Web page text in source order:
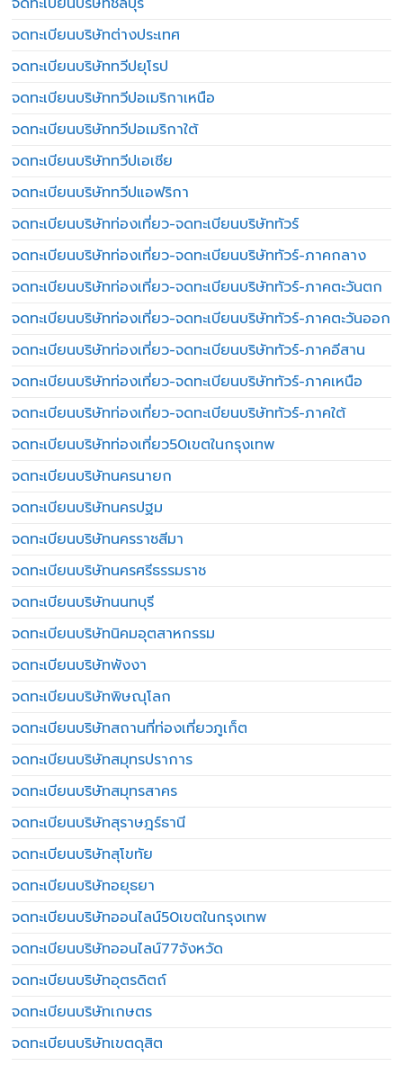
จดทะเบียนบริษัทต่างประเทศ
จดทะเบียนบริษัททวีปยุโรป
จดทะเบียนบริษัททวีปอเมริกาเหนือ
จดทะเบียนบริษัททวีปอเมริกาใต้
จดทะเบียนบริษัททวีปเอเชีย
จดทะเบียนบริษัททวีปแอฟริกา
จดทะเบียนบริษัทท่องเที่ยว-จดทะเบียนบริษัททัวร์
จดทะเบียนบริษัทท่องเที่ยว-จดทะเบียนบริษัททัวร์-ภาคกลาง
จดทะเบียนบริษัทท่องเที่ยว-จดทะเบียนบริษัททัวร์-ภาคตะวันตก
จดทะเบียนบริษัทท่องเที่ยว-จดทะเบียนบริษัททัวร์-ภาคตะวันออก
จดทะเบียนบริษัทท่องเที่ยว-จดทะเบียนบริษัททัวร์-ภาคอีสาน
จดทะเบียนบริษัทท่องเที่ยว-จดทะเบียนบริษัททัวร์-ภาคเหนือ
จดทะเบียนบริษัทท่องเที่ยว-จดทะเบียนบริษัททัวร์-ภาคใต้
จดทะเบียนบริษัทท่องเที่ยว50เขตในกรุงเทพ
จดทะเบียนบริษัทนครนายก
จดทะเบียนบริษัทนครปฐม
จดทะเบียนบริษัทนครราชสีมา
จดทะเบียนบริษัทนครศรีธรรมราช
จดทะเบียนบริษัทนนทบุรี
จดทะเบียนบริษัทนิคมอุตสาหกรรม
จดทะเบียนบริษัทพังงา
จดทะเบียนบริษัทพิษณุโลก
จดทะเบียนบริษัทสถานที่ท่องเที่ยวภูเก็ต
จดทะเบียนบริษัทสมุทรปราการ
จดทะเบียนบริษัทสมุทรสาคร
จดทะเบียนบริษัทสุราษฎร์ธานี
จดทะเบียนบริษัทสุโขทัย
จดทะเบียนบริษัทอยุธยา
จดทะเบียนบริษัทออนไลน์50เขตในกรุงเทพ
จดทะเบียนบริษัทออนไลน์77จังหวัด
จดทะเบียนบริษัทอุตรดิตถ์
จดทะเบียนบริษัทเกษตร
จดทะเบียนบริษัทเขตดุสิต